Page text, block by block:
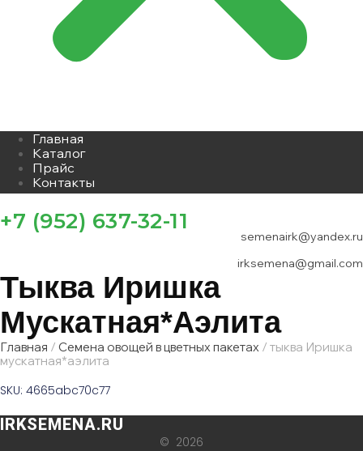
Главная
Каталог
Прайс
Контакты
+7 (952) 637-32-11
semenairk@yandex.ru
irksemena@gmail.com
Тыква Иришка
Мускатная*аэлита
Главная / Семена овощей в цветных пакетах / тыква Иришка
мускатная*аэлита
SKU: 4665abc70c77
IRKSEMENA.RU
© 2026